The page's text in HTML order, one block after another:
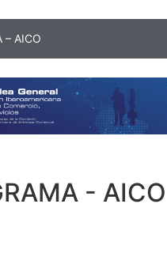
– AICO
- AICO